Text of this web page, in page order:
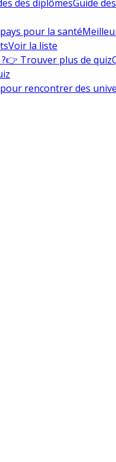
des diplômesGuide
pour la santé
Voir la liste
👉 Trouver plus de quiz
rencontrer des